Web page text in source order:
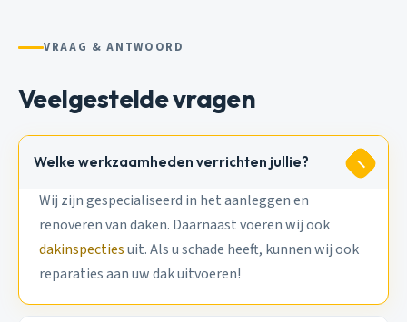
VRAAG & ANTWOORD
Veelgestelde vragen
Welke werkzaamheden verrichten jullie?
Wij zijn gespecialiseerd in het aanleggen en
renoveren van daken. Daarnaast voeren wij ook
dakinspectiesuit. Als u schade heeft, kunnen wij ook
reparaties aan uw dak uitvoeren!